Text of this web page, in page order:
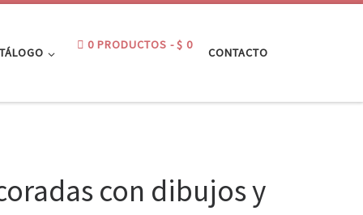
0 PRODUCTOS $ 0
CONTACTO
con dibujos y